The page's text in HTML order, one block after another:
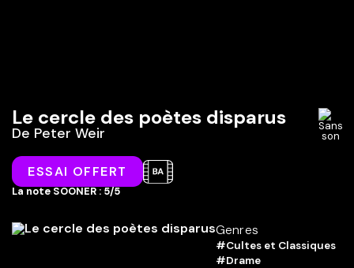
Le cercle des poètes disparus
De Peter Weir
ESSAI OFFERT
La note SOONER : 5/5
Genres
#Cultes et Classiques
#Drame